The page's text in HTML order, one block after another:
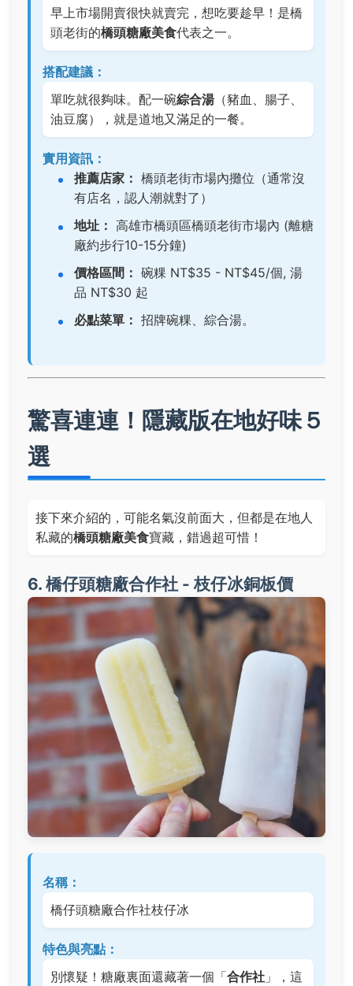
早上市場開賣很快就賣完，想吃要趁早！是橋
頭老街的橋頭糖廠美食代表之一。
搭配建議：
單吃就很夠味。配一碗綜合湯（豬血、腸子、
油豆腐），就是道地又滿足的一餐。
實用資訊：
推薦店家： 橋頭老街市場內攤位（通常沒
有店名，認人潮就對了）
地址： 高雄市橋頭區橋頭老街市場內 (離糖
廠約步行10-15分鐘)
價格區間： 碗粿 NT$35 - NT$45/個, 湯
品 NT$30 起
必點菜單： 招牌碗粿 、綜合湯。
驚喜連連！隱藏版在地好味５
選
接下來介紹的，可能名氣沒前面大，但都是在地人
私藏的橋頭糖廠美食寶藏，錯過超可惜！
6. 橋仔頭糖廠合作社 - 枝仔冰銅板價
名稱：
橋仔頭糖廠合作社枝仔冰
特色與亮點：
別懷疑！糖廠裏面還藏著一個「合作社 」，這